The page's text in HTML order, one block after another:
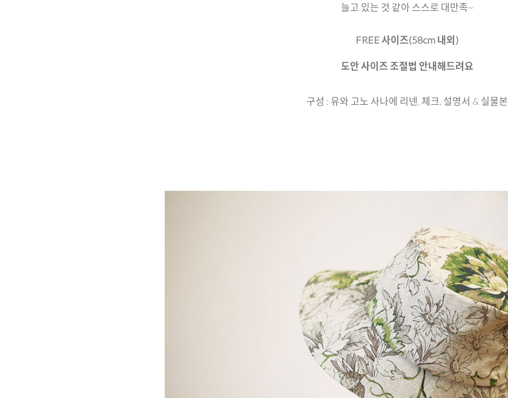
늘고 있는 것 같아 스스로 대만족~
FREE 사이즈(58cm 내외)
도안 사이즈 조절법 안내해드려요
구성 : 유와 고노 사나에 리넨, 체크, 설명서 & 실물본